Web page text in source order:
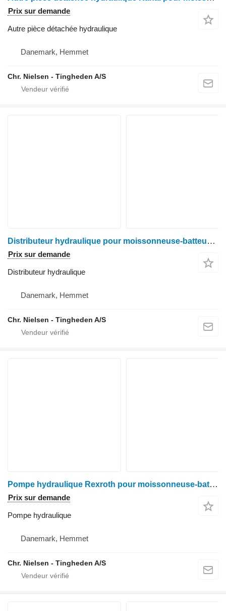
Prix sur demande
Autre pièce détachée hydraulique
Danemark, Hemmet
Chr. Nielsen - Tingheden A/S
Distributeur hydraulique pour moissonneuse-batteuse Case IH 8010 AF
Prix sur demande
Distributeur hydraulique
Danemark, Hemmet
Chr. Nielsen - Tingheden A/S
Pompe hydraulique Rexroth pour moissonneuse-batteuse Case IH 9120
Prix sur demande
Pompe hydraulique
Danemark, Hemmet
Chr. Nielsen - Tingheden A/S